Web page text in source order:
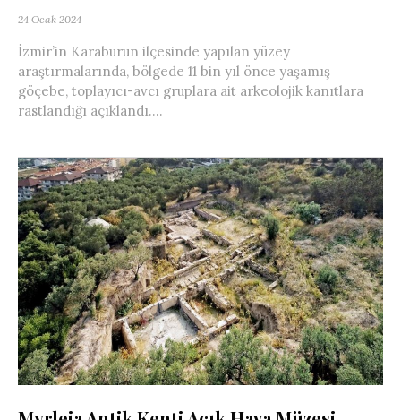
24 Ocak 2024
İzmir’in Karaburun ilçesinde yapılan yüzey
araştırmalarında, bölgede 11 bin yıl önce yaşamış
göçebe, toplayıcı-avcı gruplara ait arkeolojik kanıtlara
rastlandığı açıklandı....